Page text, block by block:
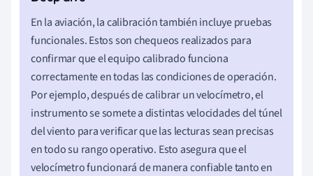
En la aviación, la calibración también incluye pruebas
funcionales. Estos son chequeos realizados para
confirmar que el equipo calibrado funciona
correctamente en todas las condiciones de operación.
Por ejemplo, después de calibrar un velocímetro, el
instrumento se somete a distintas velocidades del túnel
del viento para verificar que las lecturas sean precisas
en todo su rango operativo. Esto asegura que el
velocímetro funcionará de manera confiable tanto en